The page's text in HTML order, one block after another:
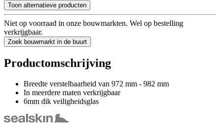
Toon alternatieve producten
Niet op voorraad in onze bouwmarkten. Wel op bestelling
verkrijgbaar.
Zoek bouwmarkt in de buurt
Productomschrijving
Breedte verstelbaarheid van 972 mm - 982 mm
In meerdere maten verkrijgbaar
6mm dik veiligheidsglas